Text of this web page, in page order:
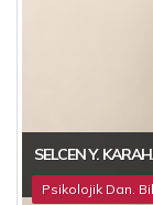
SELCEN Y.
Psikolojik Dan.